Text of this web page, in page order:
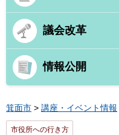
議会改革
情報公開
箕面市 > 講座・イベント情報
市役所への行き方